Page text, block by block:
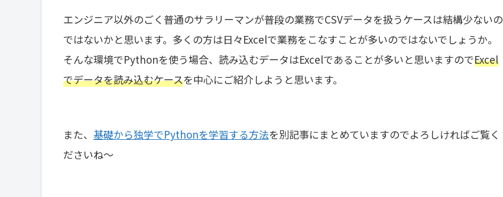
エンジニア以外のごく普通のサラリーマンが普段の業務でCSVデータを扱うケースは結構少ないの
ではないかと思います。多くの方は日々Excelで業務をこなすことが多いのではないでしょうか。
そんな環境でPythonを使う場合、読み込むデータはExcelであることが多いと思いますのでExcel
でデータを読み込むケースを中心にご紹介しようと思います。
また、 基礎から独学でPythonを学習する方法を別記事にまとめていますのでよろしければご覧く
ださいね～